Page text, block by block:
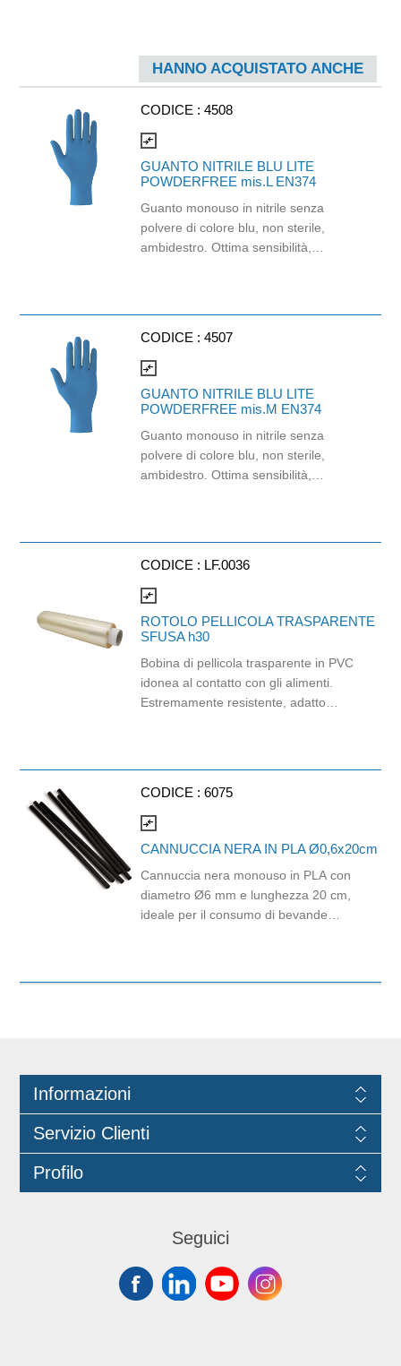
HANNO ACQUISTATO ANCHE
CODICE : 4508
compare_arrows
GUANTO NITRILE BLU LITE
POWDERFREE mis.L EN374
Guanto monouso in nitrile senza
polvere di colore blu, non sterile,
ambidestro. Ottima sensibilità,
(EU) 2016/425) Adatti al contatto con
gli alimenti in accordo col regolamento
(EC) No 1935/2004 e con
regolamento della Commissione
CODICE : 4507
compare_arrows
GUANTO NITRILE BLU LITE
POWDERFREE mis.M EN374
Guanto monouso in nitrile senza
polvere di colore blu, non sterile,
ambidestro. Ottima sensibilità,
(EU) 2016/425) Adatti al contatto con
gli alimenti in accordo col regolamento
(EC) No 1935/2004 e con
regolamento della Commissione
CODICE : LF.0036
compare_arrows
ROTOLO PELLICOLA TRASPARENTE
SFUSA h30
Bobina di pellicola trasparente in PVC
idonea al contatto con gli alimenti.
Estremamente resistente, adatto
cercano un prodotto affidabile e di
altissima qualità per la conservazione
degli alimenti. Colore: champagne
CODICE : 6075
compare_arrows
CANNUCCIA NERA IN PLA Ø0,6x20cm
Cannuccia nera monouso in PLA con
diametro Ø6 mm e lunghezza 20 cm,
ideale per il consumo di bevande
nero design lineare la rendono adatta
beverage di qualità. Idonea al contatto
con gli alimenti fino a 40°C.
Lunghezza 20 cm, diametro Ø6 mm.
Informazioni
Servizio Clienti
Profilo
Seguici